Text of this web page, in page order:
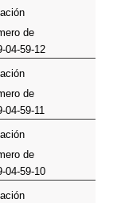
de
04-59-12
de
04-59-11
de
04-59-10